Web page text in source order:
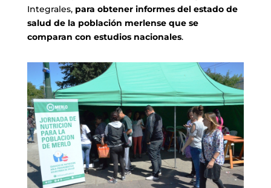
Integrales, para obtener informes del estado de
salud de la población merlense que se
comparan con estudios nacionales.